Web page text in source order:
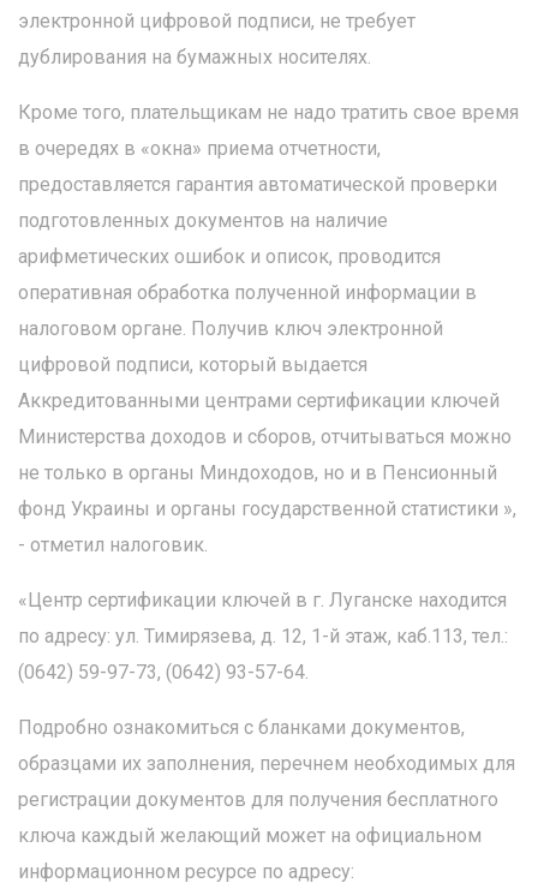
электронной цифровой подписи, не требует
дублирования на бумажных носителях.
Кроме того, плательщикам не надо тратить свое время
в очередях в «окна» приема отчетности,
предоставляется гарантия автоматической проверки
подготовленных документов на наличие
арифметических ошибок и описок, проводится
оперативная обработка полученной информации в
налоговом органе. Получив ключ электронной
цифровой подписи, который выдается
Аккредитованными центрами сертификации ключей
Министерства доходов и сборов, отчитываться можно
не только в органы Миндоходов, но и в Пенсионный
фонд Украины и органы государственной статистики »,
- отметил налоговик.
«Центр сертификации ключей в г. Луганске находится
по адресу: ул. Тимирязева, д. 12, 1-й этаж, каб.113, тел.:
(0642) 59-97-73, (0642) 93-57-64.
Подробно ознакомиться с бланками документов,
образцами их заполнения, перечнем необходимых для
регистрации документов для получения бесплатного
ключа каждый желающий может на официальном
информационном ресурсе по адресу: